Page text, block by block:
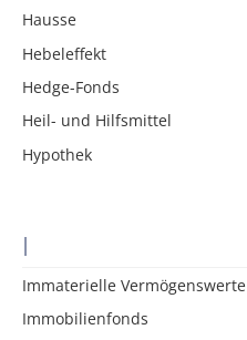
Hausse
Hebeleffekt
Hedge-Fonds
Heil- und Hilfsmittel
Hypothek
I
Immaterielle Vermögenswerte
Immobilienfonds